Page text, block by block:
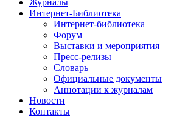
Журналы
Интернет-Библиотека
Интернет-библиотека
Форум
Выставки и мероприятия
Пресс-релизы
Словарь
Официальные документы
Аннотации к журналам
Новости
Контакты